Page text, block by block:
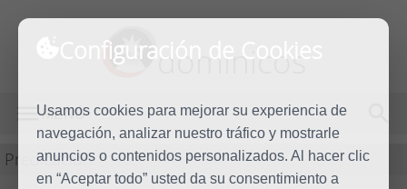
Configuración de Cookies
Usamos cookies para mejorar su experiencia de
navegación, analizar nuestro tráfico y mostrarle
anuncios o contenidos personalizados. Al hacer clic
en “Aceptar todo” usted da su consentimiento a
dominicos
MENÚ
Predicación